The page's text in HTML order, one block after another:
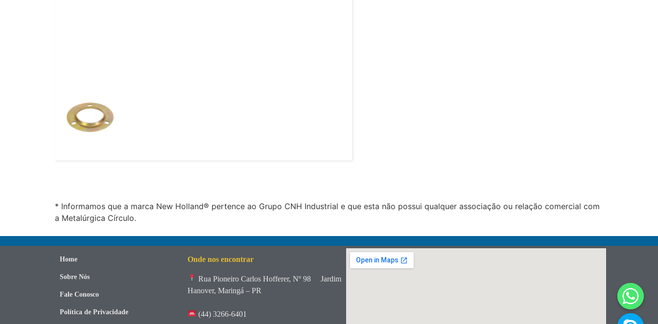
* Informamos que a marca New Holland® pertence ao Grupo CNH Industrial e que esta não possui qualquer associação ou relação comercial com
a Metalúrgica Círculo.
Home
Sobre Nós
Fale Conosco
Política de Privacidade
Onde nos encontrar
Rua Pioneiro Carlos Hofferer, Nº 98
Jardim
Hanover, Maringá – PR
(44) 3266-6401